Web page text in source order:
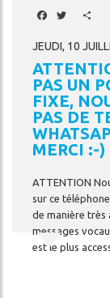
Facebook
Twitter
JEUDI, 10
PAS UN
FIXE,
PAS DE
MERCI :-)
ATTENTION
sur ce téléphone.
de manière très
messages
est le plus